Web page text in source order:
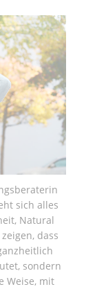
sich alles
Natural
dass
sondern
Weise, mit